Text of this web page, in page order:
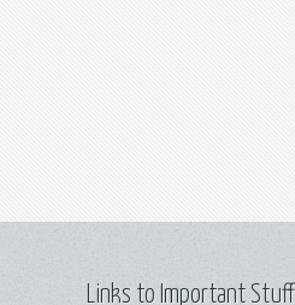
Links to Important Stuff